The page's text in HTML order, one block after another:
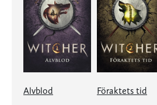
Alvblod Föraktets tid